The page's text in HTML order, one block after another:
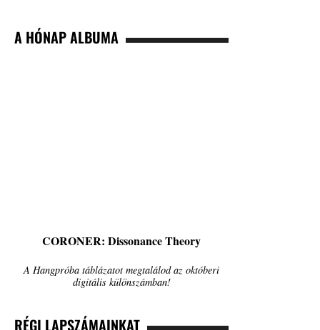
A HÓNAP ALBUMA
CORONER: Dissonance Theory
A Hangpróba táblázatot megtalálod az októberi
digitális különszámban!
RÉGI LAPSZÁMAINKAT